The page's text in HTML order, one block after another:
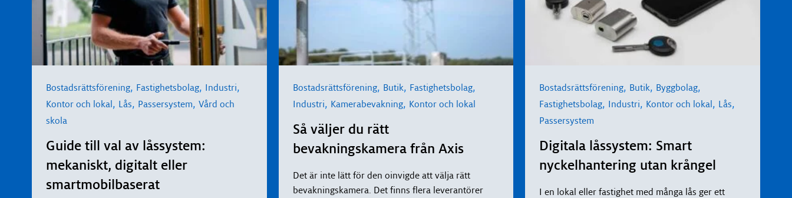
Bostadsrättsförening, Fastighetsbolag, Industri,
Kontor och lokal, Lås, Passersystem, Vård och
skola
Guide till val av låssystem:
mekaniskt, digitalt eller
smartmobilbaserat
Bostadsrättsförening, Butik, Fastighetsbolag,
Industri, Kamerabevakning, Kontor och lokal
Så väljer du rätt
bevakningskamera från Axis
Det är inte lätt för den oinvigde att välja rätt
bevakningskamera. Det finns flera leverantörer
Bostadsrättsförening, Butik, Byggbolag,
Fastighetsbolag, Industri, Kontor och lokal, Lås,
Passersystem
Digitala låssystem: Smart
nyckelhantering utan krångel
I en lokal eller fastighet med många lås ger ett